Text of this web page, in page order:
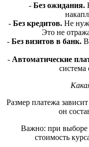
- Без ожидания.
- Без кредитов.Не
Это не
- Без визитов в банк.
- Автоматические
система
Размер платежа
он
Важно: при выборе
стоимость